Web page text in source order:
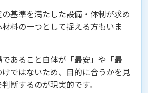
基準を満たした設備・体制が求め
料の一つとして捉える方もいま
あること自体が「最安」や「最
ではないため、目的に合うかを見
断するのが現実的です。